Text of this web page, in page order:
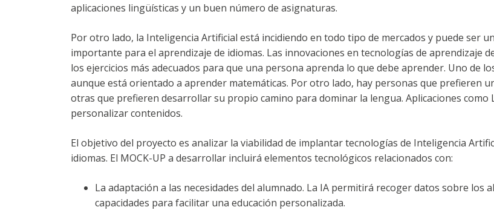
aplicaciones lingüísticas y un buen número de asignaturas.
Por otro lado, la Inteligencia Artificial está incidiendo en todo tipo de mercados y puede ser
importante para el aprendizaje de idiomas. Las innovaciones en tecnologías de aprendizaje
los ejercicios más adecuados para que una persona aprenda lo que debe aprender. Uno de
aunque está orientado a aprender matemáticas. Por otro lado, hay personas que prefieren
otras que prefieren desarrollar su propio camino para dominar la lengua. Aplicaciones
personalizar contenidos.
El objetivo del proyecto es analizar la viabilidad de implantar tecnologías de Inteligencia
idiomas. El MOCK-UP a desarrollar incluirá elementos tecnológicos relacionados con:
La adaptación a las necesidades del alumnado. La IA permitirá recoger datos sobre los
capacidades para facilitar una educación personalizada.